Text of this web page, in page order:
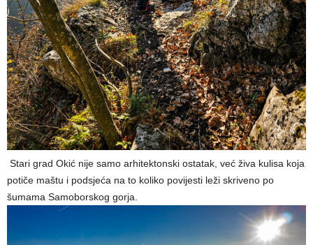
Stari grad Okić nije samo arhitektonski ostatak, već živa kulisa koja
potiče maštu i podsjeća na to koliko povijesti leži skriveno po
šumama Samoborskog gorja.